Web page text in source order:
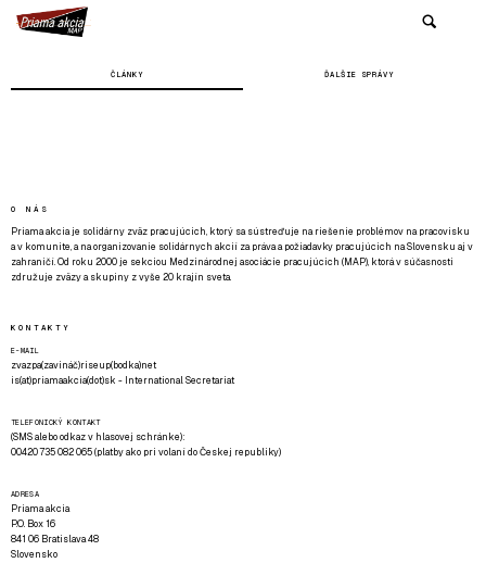
ČLÁNKY ĎALŠIE SPRÁVY
O NÁS
Priama akcia je solidárny zväz pracujúcich, ktorý sa sústreďuje na riešenie problémov na pracovisku
a v komunite, a na organizovanie solidárnych akcií za práva a požiadavky pracujúcich na Slovensku aj v
zahraničí. Od roku 2000 je sekciou Medzinárodnej asociácie pracujúcich (MAP), ktorá v súčasnosti
združuje zväzy a skupiny z vyše 20 krajín sveta.
KONTAKTY
E-MAIL
zvazpa(zavináč)riseup(bodka)net
is(at)priamaakcia(dot)sk - International Secretariat
TELEFONICKÝ KONTAKT
(SMS alebo odkaz v hlasovej schránke):
00420 735 082 065 (platby ako pri volaní do Českej republiky)
ADRESA
Priama akcia
P.O. Box 16
841 06 Bratislava 48
Slovensko